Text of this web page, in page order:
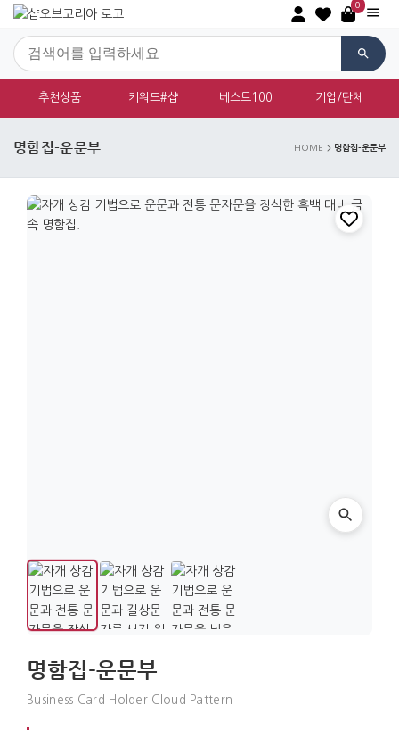
0
추천상품 키워드#샵 베스트100 기업/단체
명함집-운문부 HOME 명함집-운문부
명함집-운문부
Business Card Holder Cloud Pattern